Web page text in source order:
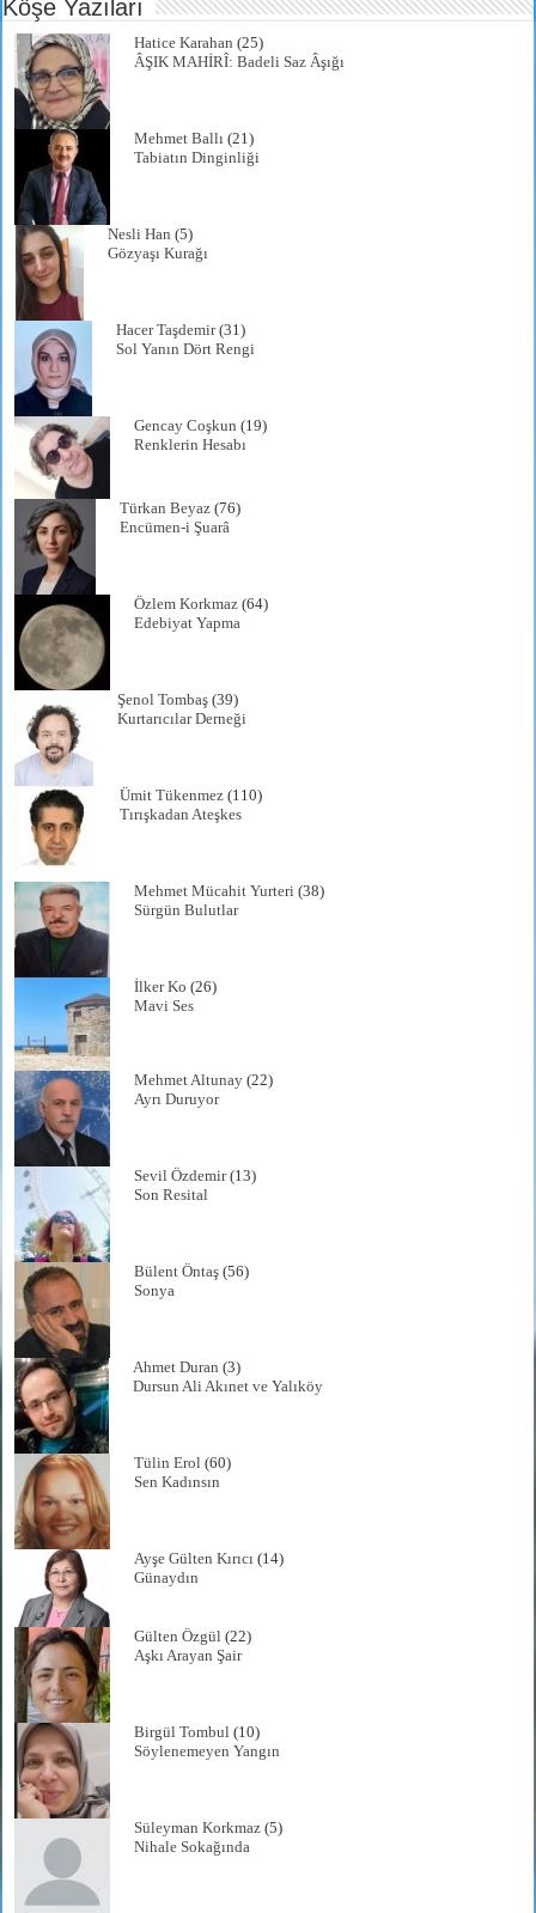
Köşe Yazıları
Hatice Karahan (25)
ÂŞIK MAHİRÎ: Badeli Saz Âşığı
Mehmet Ballı (21)
Tabiatın Dinginliği
Nesli Han (5)
Gözyaşı Kurağı
Hacer Taşdemir(31)
Sol Yanın Dört Rengi
Gencay Coşkun (19)
Renklerin Hesabı
Türkan Beyaz (76)
Encümen-i Şuarâ
Özlem Korkmaz (64)
Edebiyat Yapma
Şenol Tombaş (39)
Kurtarıcılar Derneği
Ümit Tükenmez (110)
Tırışkadan Ateşkes
Mehmet Mücahit Yurteri (38)
Sürgün Bulutlar
İlker Ko (26)
Mavi Ses
Mehmet Altunay (22)
Ayrı Duruyor
Sevil Özdemir(13)
Son Resital
Bülent Öntaş (56)
Sonya
Ahmet Duran (3)
Dursun Ali Akınet ve Yalıköy
Tülin Erol (60)
Sen Kadınsın
Ayşe Gülten Kırıcı (14)
Günaydın
Gülten Özgül (22)
Aşkı Arayan Şair
Birgül Tombul (10)
Söylenemeyen Yangın
Süleyman Korkmaz (5)
Nihale Sokağında